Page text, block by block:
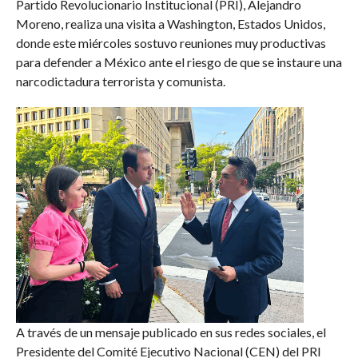
Partido Revolucionario Institucional (PRI), Alejandro
Moreno, realiza una visita a Washington, Estados Unidos,
donde este miércoles sostuvo reuniones muy productivas
para defender a México ante el riesgo de que se instaure una
narcodictadura terrorista y comunista.
A través de un mensaje publicado en sus redes sociales, el
Presidente del Comité Ejecutivo Nacional (CEN) del PRI